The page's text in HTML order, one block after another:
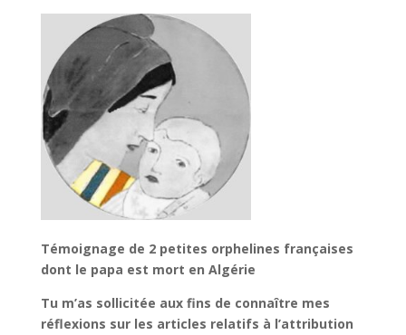
Témoignage de 2 petites orphelines françaises
dont le papa est mort en Algérie
Tu m’as sollicitée aux fins de connaître mes
réflexions sur les articles relatifs à l’attribution